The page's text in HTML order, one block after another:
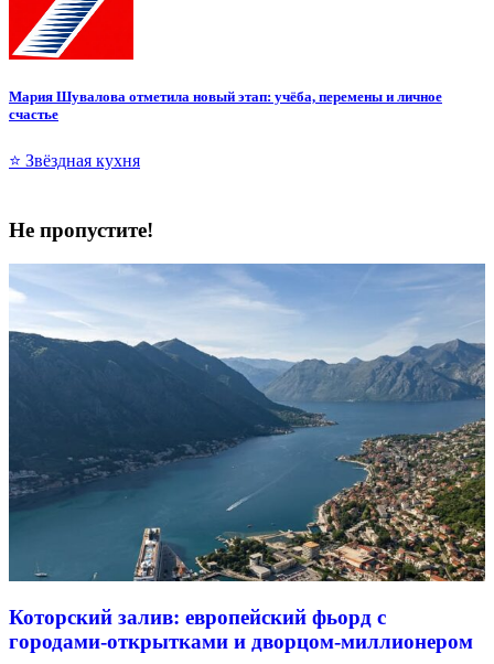
Мария Шувалова отметила новый этап: учёба, перемены и личное
счастье
⭐ Звёздная кухня
Не пропустите!
Которский залив: европейский фьорд с
городами-открытками и дворцом-миллионером